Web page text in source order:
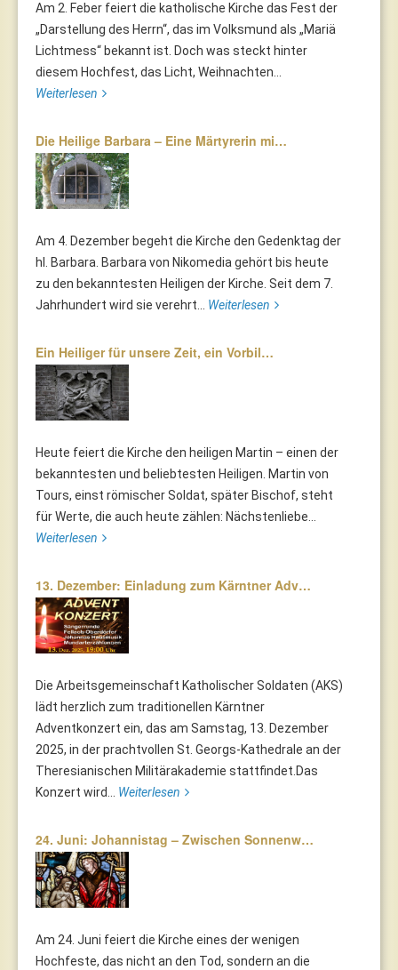
Am 2. Feber feiert die katholische Kirche das Fest der
„Darstellung des Herrn“, das im Volksmund als „Mariä
Lichtmess“ bekannt ist. Doch was steckt hinter
diesem Hochfest, das Licht, Weihnachten...
Weiterlesen
Die Heilige Barbara – Eine Märtyrerin mi…
Am 4. Dezember begeht die Kirche den Gedenktag der
hl. Barbara. Barbara von Nikomedia gehört bis heute
zu den bekanntesten Heiligen der Kirche. Seit dem 7.
Jahrhundert wird sie verehrt... Weiterlesen
Ein Heiliger für unsere Zeit, ein Vorbil…
Heute feiert die Kirche den heiligen Martin – einen der
bekanntesten und beliebtesten Heiligen. Martin von
Tours, einst römischer Soldat, später Bischof, steht
für Werte, die auch heute zählen: Nächstenliebe...
Weiterlesen
13. Dezember: Einladung zum Kärntner Adv…
Die Arbeitsgemeinschaft Katholischer Soldaten (AKS)
lädt herzlich zum traditionellen Kärntner
Adventkonzert ein, das am Samstag, 13. Dezember
2025, in der prachtvollen St. Georgs-Kathedrale an der
Theresianischen Militärakademie stattfindet.Das
Konzert wird... Weiterlesen
24. Juni: Johannistag – Zwischen Sonnenw…
Am 24. Juni feiert die Kirche eines der wenigen
Hochfeste, das nicht an den Tod, sondern an die